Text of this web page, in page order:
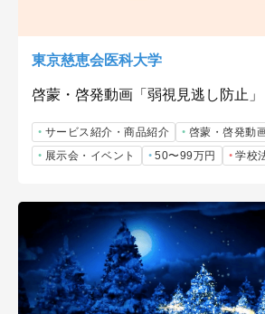
東京慈恵会医科大学
啓蒙・啓発動画「弱視見逃し防止」
サービス紹介・商品紹介
啓蒙・啓発動
展示会・イベント
50〜99万円 学校